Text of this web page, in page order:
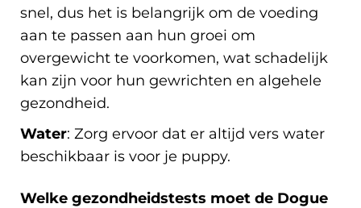
snel, dus het is belangrijk om de voeding
aan te passen aan hun groei om
overgewicht te voorkomen, wat schadelijk
kan zijn voor hun gewrichten en algehele
gezondheid.
Water: Zorg ervoor dat er altijd vers water
beschikbaar is voor je puppy.
Welke gezondheidstests moet de Dogue